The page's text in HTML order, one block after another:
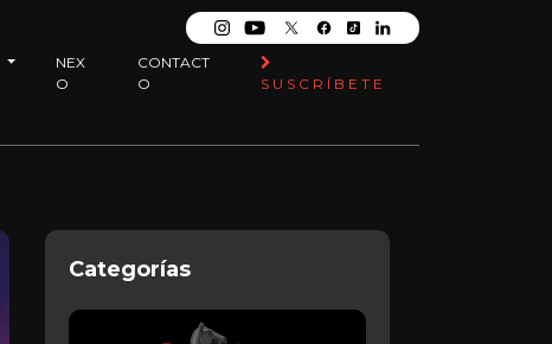
NEX
O
CONTACT
O
SUSCRÍBETE
Categorías